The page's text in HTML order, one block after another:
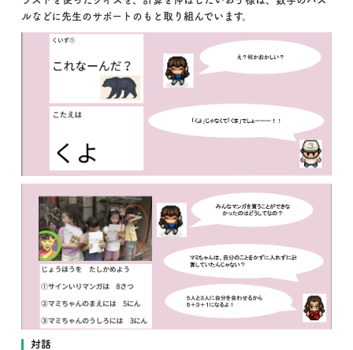
ルなどに先生のサポートのもと取り組んでいます。
対話